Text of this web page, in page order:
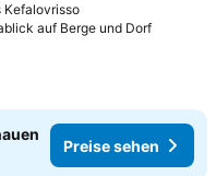
Kefalovrisso
auf Berge und Dorf
Preise sehen